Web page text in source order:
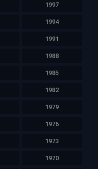
1997
1994
1991
1988
1985
1982
1979
1976
1973
1970